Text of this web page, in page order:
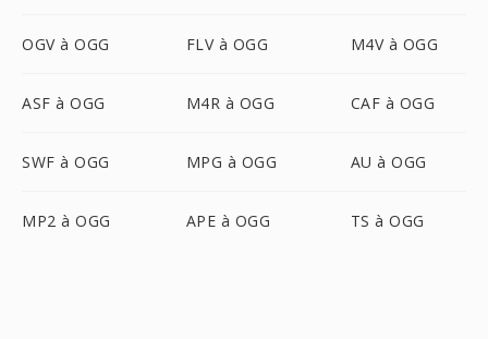
OGV à OGG FLV à OGG M4V à OGG
ASF à OGG M4R à OGG CAF à OGG
SWF à OGG MPG à OGG AU à OGG
MP2 à OGG APE à OGG TS à OGG